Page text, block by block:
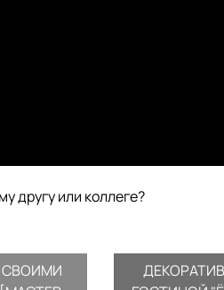
другу или коллеге?
СВОИМИ